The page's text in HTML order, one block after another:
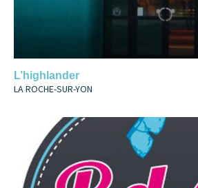
L’highlander
LA ROCHE-SUR-YON